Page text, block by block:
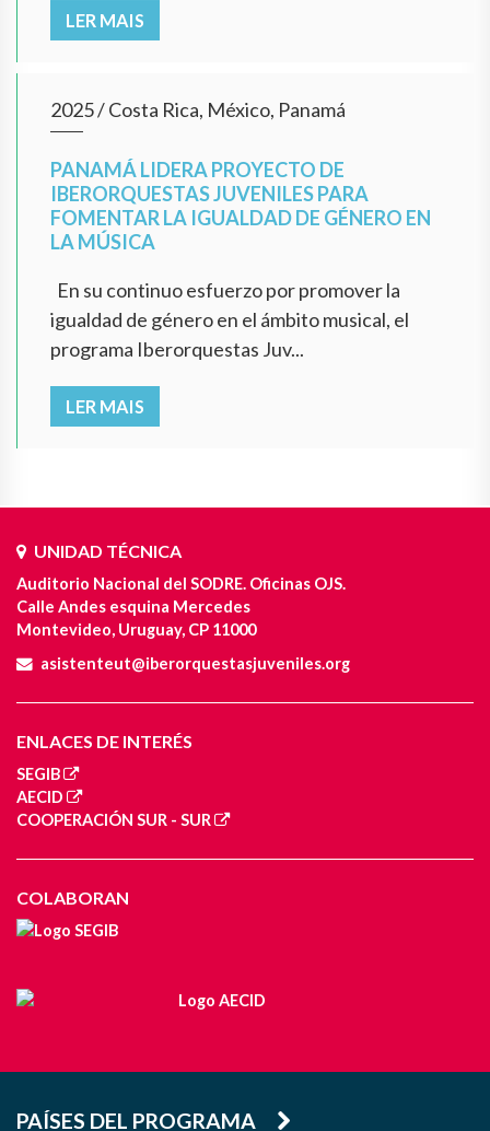
LER MAIS
2025/Costa Rica, México, Panamá
PANAMÁ LIDERA PROYECTO DE
IBERORQUESTAS JUVENILES PARA
FOMENTAR LA IGUALDAD DE GÉNERO EN
LA MÚSICA
En su continuo esfuerzo por promover la
igualdad de género en el ámbito musical, el
programa Iberorquestas Juv...
LER MAIS
UNIDAD TÉCNICA
Auditorio Nacional del SODRE. Oficinas OJS.
Calle Andes esquina Mercedes
Montevideo, Uruguay, CP 11000
asistenteut@iberorquestasjuveniles.org
ENLACES DE INTERÉS
SEGIB
AECID
COOPERACIÓN SUR - SUR
COLABORAN
PAÍSES DEL PROGRAMA